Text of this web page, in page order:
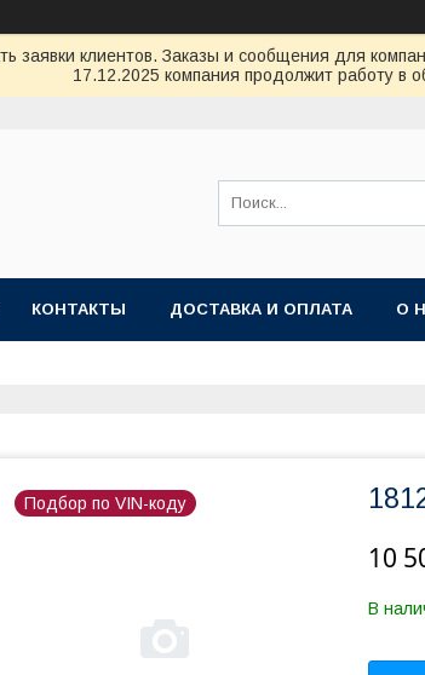
заявки клиентов. Заказы и сообщения для
17.12.2025 компания продолжит работу в
КОНТАКТЫ ДОСТАВКА И ОПЛАТА О
Подбор по VIN-коду
10
В